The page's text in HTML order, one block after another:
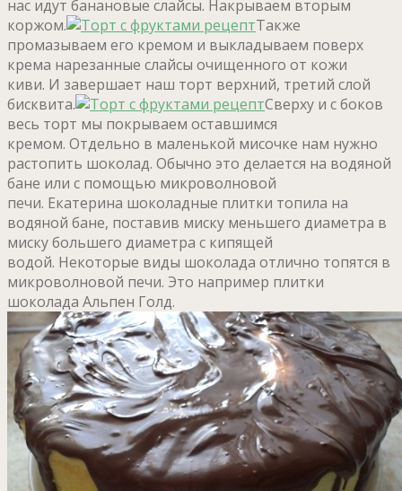
нас идут банановые слайсы. Накрываем вторым
коржом.
Также
промазываем его кремом и выкладываем поверх
крема нарезанные слайсы очищенного от кожи
киви. И завершает наш торт верхний, третий слой
бисквита.
Сверху и с боков
весь торт мы покрываем оставшимся
кремом. Отдельно в маленькой мисочке нам нужно
растопить шоколад. Обычно это делается на водяной
бане или с помощью микроволновой
печи. Екатерина шоколадные плитки топила на
водяной бане, поставив миску меньшего диаметра в
миску большего диаметра с кипящей
водой. Некоторые виды шоколада отлично топятся в
микроволновой печи. Это например плитки
шоколада Альпен Голд.